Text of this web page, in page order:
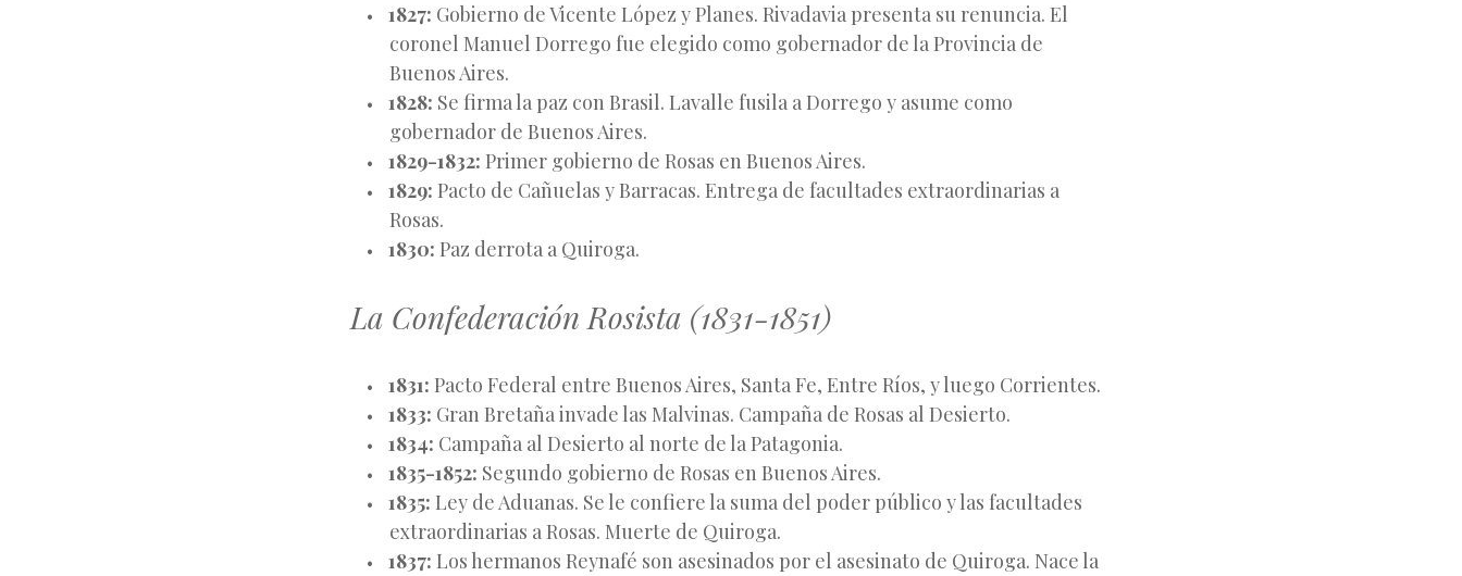
1827: Gobierno de Vicente López y Planes. Rivadavia presenta su renuncia. El
coronel Manuel Dorrego fue elegido como gobernador de la Provincia de
Buenos Aires.
1828: Se firma la paz con Brasil. Lavalle fusila a Dorrego y asume como
gobernador de Buenos Aires.
1829-1832: Primer gobierno de Rosas en Buenos Aires.
1829: Pacto de Cañuelas y Barracas. Entrega de facultades extraordinarias a
Rosas.
1830: Paz derrota a Quiroga.
La Confederación Rosista (1831-1851)
1831: Pacto Federal entre Buenos Aires, Santa Fe, Entre Ríos, y luego Corrientes.
1833: Gran Bretaña invade las Malvinas. Campaña de Rosas al Desierto.
1834: Campaña al Desierto al norte de la Patagonia.
1835-1852: Segundo gobierno de Rosas en Buenos Aires.
1835: Ley de Aduanas. Se le confiere la suma del poder público y las facultades
extraordinarias a Rosas. Muerte de Quiroga.
1837: Los hermanos Reynafé son asesinados por el asesinato de Quiroga. Nace la